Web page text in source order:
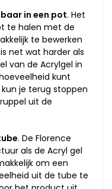
in een pot. Het
te halen met de
te bewerken
net wat harder als
van de Acrylgel in
kunt
je terug stoppen
uit de
. De Florence
als de Acryl gel
om een
uit de tube te